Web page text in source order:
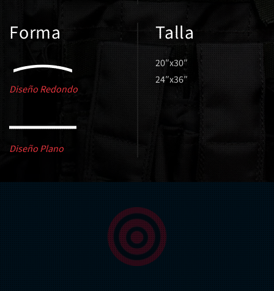
Forma
Diseño Redondo
Diseño Plano
Talla
20″x30″
24″x36″